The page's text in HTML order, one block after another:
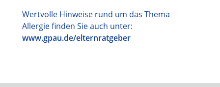
Wertvolle Hinweise rund um das Thema
Allergie finden Sie auch unter:
www.gpau.de/elternratgeber